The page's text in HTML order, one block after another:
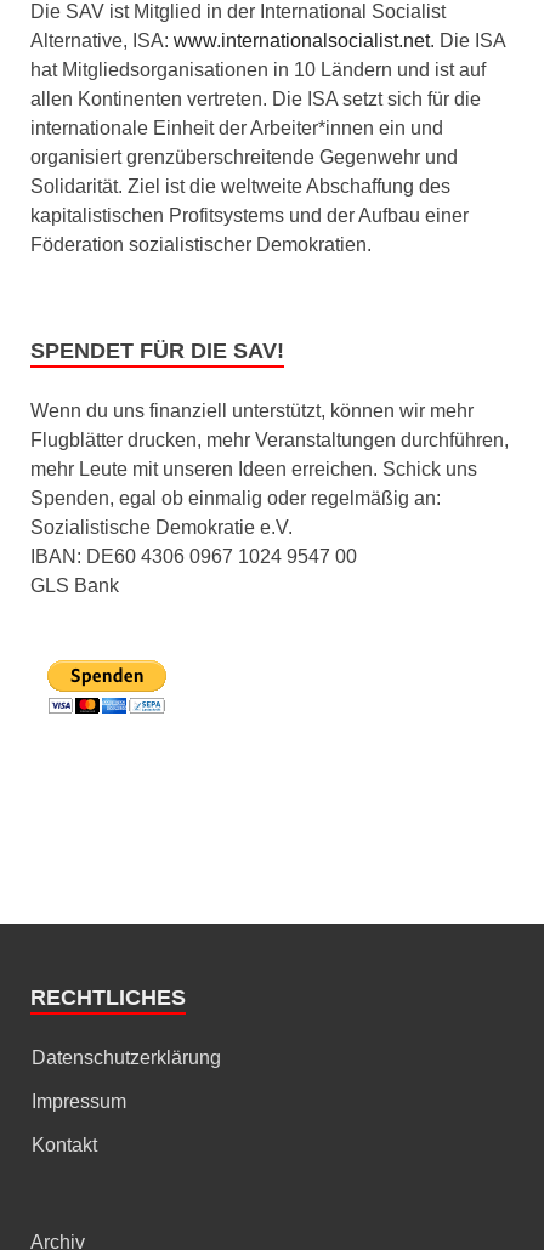
Die SAV ist Mitglied in der International Socialist
Alternative, ISA: www.internationalsocialist.net. Die ISA
hat Mitgliedsorganisationen in 10 Ländern und ist auf
allen Kontinenten vertreten. Die ISA setzt sich für die
internationale Einheit der Arbeiter*innen ein und
organisiert grenzüberschreitende Gegenwehr und
Solidarität. Ziel ist die weltweite Abschaffung des
kapitalistischen Profitsystems und der Aufbau einer
Föderation sozialistischer Demokratien.
SPENDET FÜR DIE SAV!
Wenn du uns finanziell unterstützt, können wir mehr
Flugblätter drucken, mehr Veranstaltungen durchführen,
mehr Leute mit unseren Ideen erreichen. Schick uns
Spenden, egal ob einmalig oder regelmäßig an:
Sozialistische Demokratie e.V.
IBAN: DE60 4306 0967 1024 9547 00
GLS Bank
RECHTLICHES
Datenschutzerklärung
Impressum
Kontakt
Archiv